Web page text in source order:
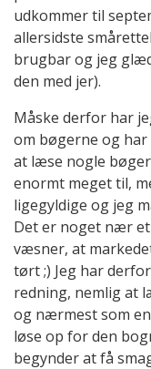
udkommer til
allersidste
brugbar og jeg
den med jer).
Måske derfor har
om bøgerne og
at læse nogle
enormt meget til,
ligegyldige og jeg
Det er noget nær
væsner, at
tørt ;) Jeg har
redning, nemlig at
og nærmest som
løse op for den
begynder at få